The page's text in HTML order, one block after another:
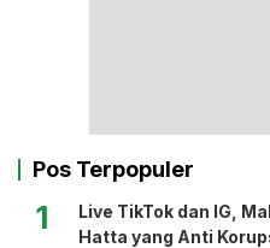
Pos Terpopuler
1
Live TikTok dan IG,
Hatta yang Anti